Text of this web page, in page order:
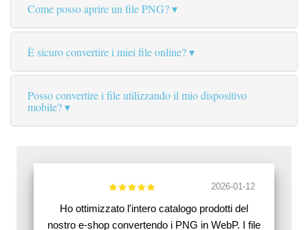
Come posso aprire un file PNG?
È sicuro convertire i miei file online?
Posso convertire i file utilizzando il mio dispositivo
mobile?
2026-01-12
Ho ottimizzato l'intero catalogo prodotti del
nostro e-shop convertendo i PNG in WebP. I file